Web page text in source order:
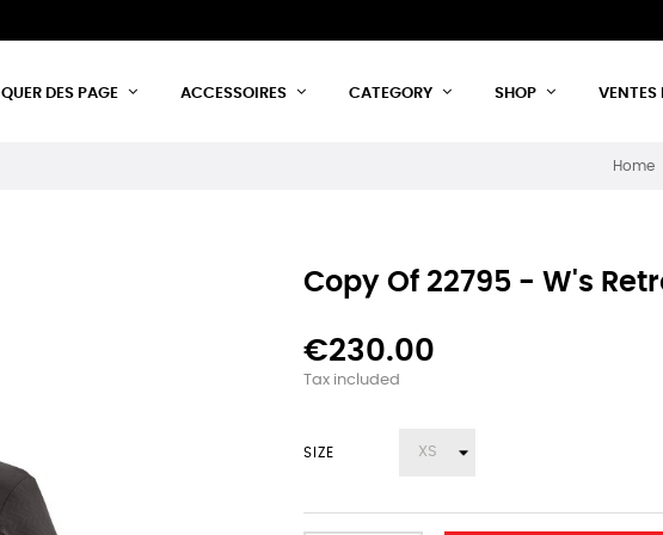
DES PAGE ACCESSOIRES CATEGORY SHOP VENTES
Home
Copy Of 22795 - W's
€230.00
Tax included
SIZE